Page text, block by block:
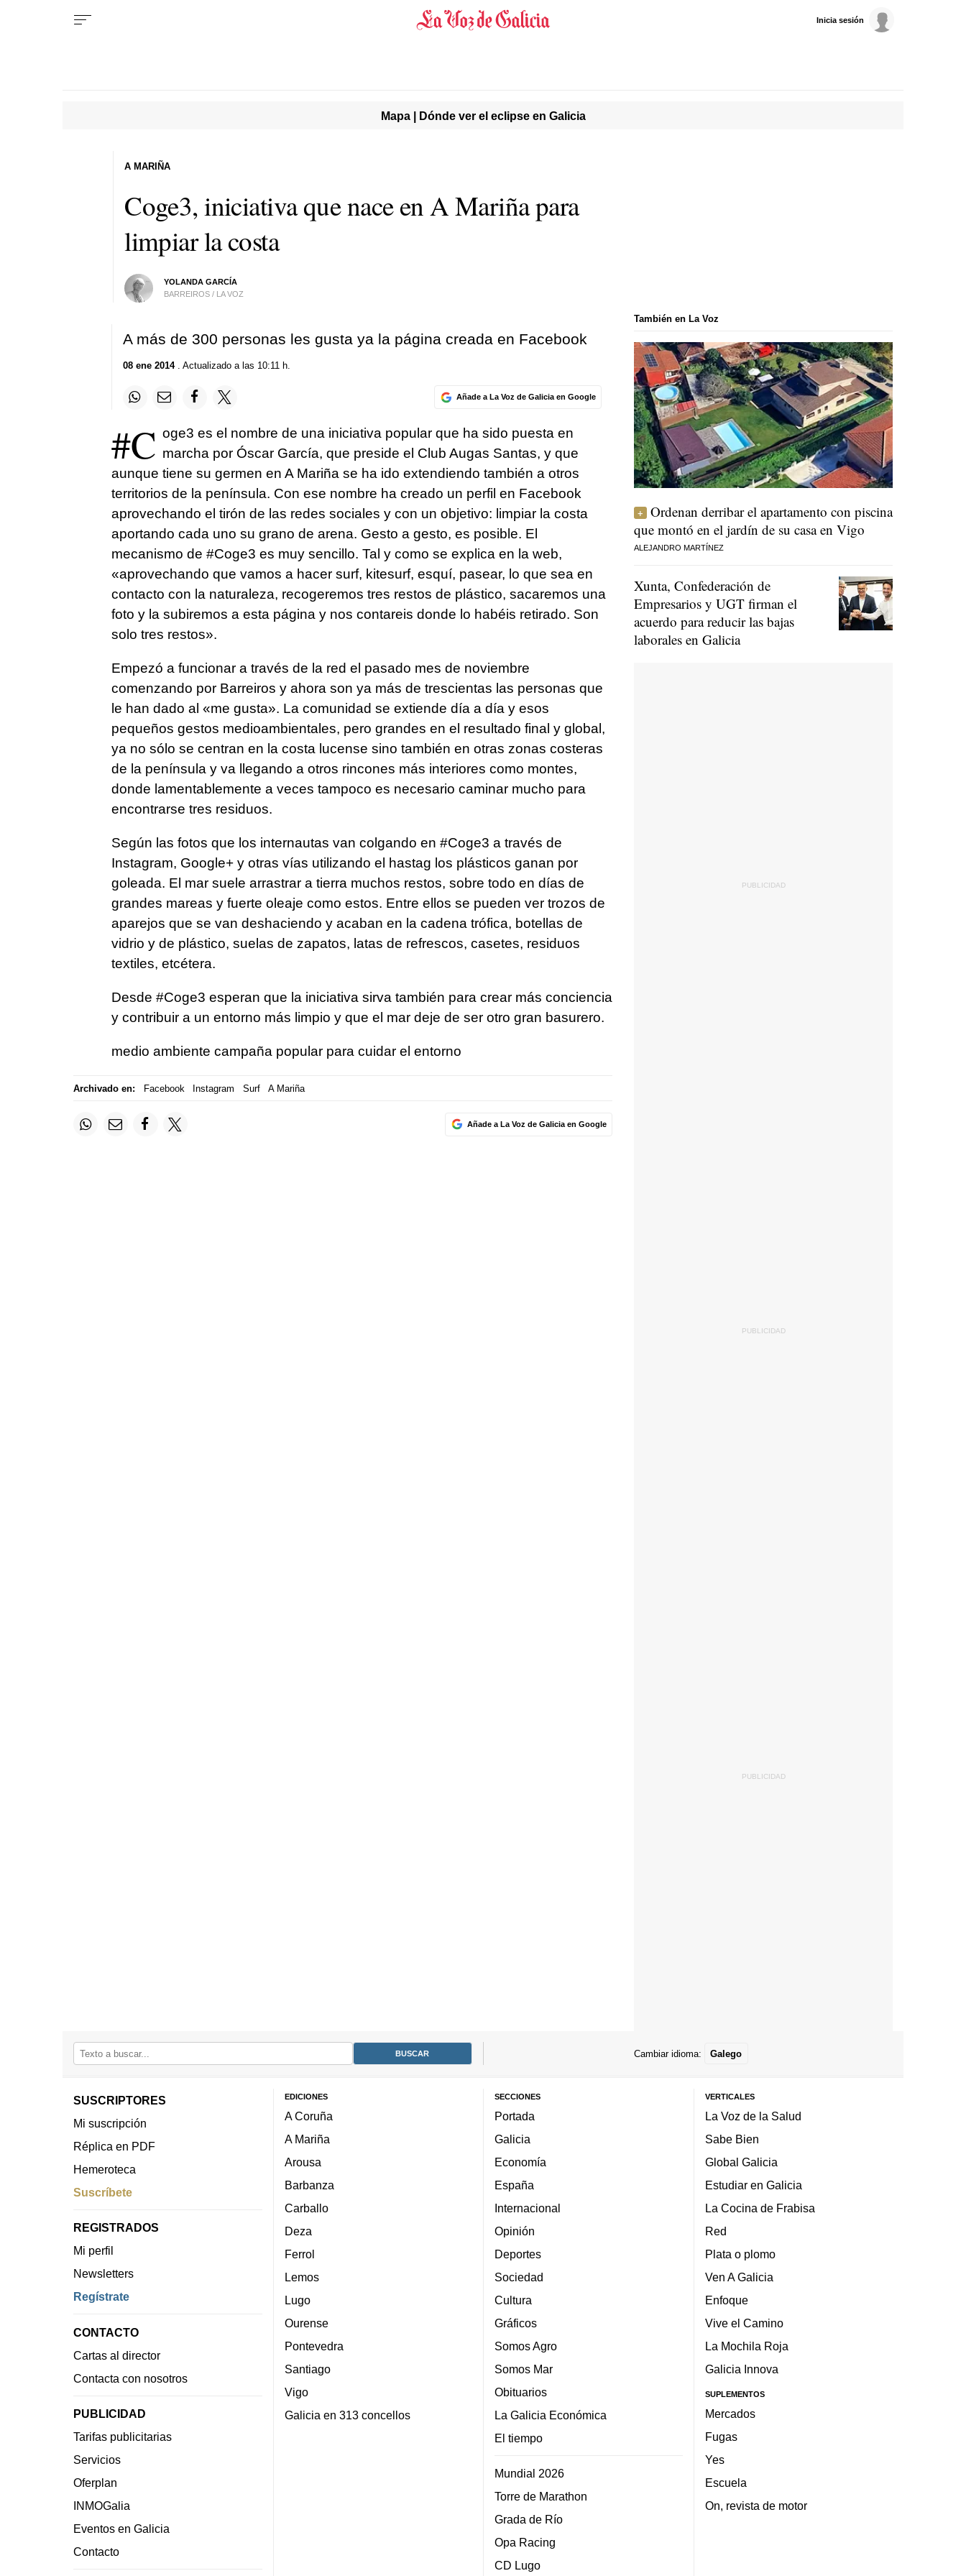
Inicia sesión
Mapa | Dónde ver el eclipse en Galicia
Coge3, iniciativa que nace en A Mariña para
limpiar la costa
YOLANDA GARCÍA
BARREIROS / LA VOZ
A MARIÑA
A más de 300 personas les gusta ya la página creada en Facebook
08 ene 2014. Actualizado a las 10:11 h.
Añade a La Voz de Galicia en Google
#C oge3 es el nombre de una iniciativa popular que ha sido puesta en
marcha por Óscar García, que preside el Club Augas Santas, y que
aunque tiene su germen en A Mariña se ha ido extendiendo también a otros
territorios de la península. Con ese nombre ha creado un perfil en Facebook
aprovechando el tirón de las redes sociales y con un objetivo: limpiar la costa
aportando cada uno su grano de arena. Gesto a gesto, es posible. El
mecanismo de #Coge3 es muy sencillo. Tal y como se explica en la web,
«aprovechando que vamos a hacer surf, kitesurf, esquí, pasear, lo que sea en
contacto con la naturaleza, recogeremos tres restos de plástico, sacaremos una
foto y la subiremos a esta página y nos contareis donde lo habéis retirado. Son
solo tres restos».
Empezó a funcionar a través de la red el pasado mes de noviembre
comenzando por Barreiros y ahora son ya más de trescientas las personas que
le han dado al «me gusta». La comunidad se extiende día a día y esos
pequeños gestos medioambientales, pero grandes en el resultado final y global,
ya no sólo se centran en la costa lucense sino también en otras zonas costeras
de la península y va llegando a otros rincones más interiores como montes,
donde lamentablemente a veces tampoco es necesario caminar mucho para
encontrarse tres residuos.
Según las fotos que los internautas van colgando en #Coge3 a través de
Instagram, Google+ y otras vías utilizando el hastag los plásticos ganan por
goleada. El mar suele arrastrar a tierra muchos restos, sobre todo en días de
grandes mareas y fuerte oleaje como estos. Entre ellos se pueden ver trozos de
aparejos que se van deshaciendo y acaban en la cadena trófica, botellas de
vidrio y de plástico, suelas de zapatos, latas de refrescos, casetes, residuos
textiles, etcétera.
Desde #Coge3 esperan que la iniciativa sirva también para crear más conciencia
y contribuir a un entorno más limpio y que el mar deje de ser otro gran basurero.
medio ambiente campaña popular para cuidar el entorno
Archivado en: Facebook Instagram Surf A Mariña
Añade a La Voz de Galicia en Google
También en La Voz
Ordenan derribar el apartamento con piscina
que montó en el jardín de su casa en Vigo
ALEJANDRO MARTÍNEZ
Xunta, Confederación de
Empresarios y UGT firman el
acuerdo para reducir las bajas
laborales en Galicia
Cambiar idioma: Galego
SUSCRIPTORES
Mi suscripción
Réplica en PDF
Hemeroteca
Suscríbete
REGISTRADOS
Mi perfil
Newsletters
Regístrate
CONTACTO
Cartas al director
Contacta con nosotros
PUBLICIDAD
Tarifas publicitarias
Servicios
Oferplan
INMOGalia
Eventos en Galicia
Contacto
EDICIONES
A Coruña
A Mariña
Arousa
Barbanza
Carballo
Deza
Ferrol
Lemos
Lugo
Ourense
Pontevedra
Santiago
Vigo
Galicia en 313 concellos
SECCIONES
Portada
Galicia
Economía
España
Internacional
Opinión
Deportes
Sociedad
Cultura
Gráficos
Somos Agro
Somos Mar
Obituarios
La Galicia Económica
El tiempo
Mundial 2026
Torre de Marathon
Grada de Río
Opa Racing
CD Lugo
VERTICALES
La Voz de la Salud
Sabe Bien
Global Galicia
Estudiar en Galicia
La Cocina de Frabisa
Red
Plata o plomo
Ven A Galicia
Enfoque
Vive el Camino
La Mochila Roja
Galicia Innova
SUPLEMENTOS
Mercados
Fugas
Yes
Escuela
On, revista de motor